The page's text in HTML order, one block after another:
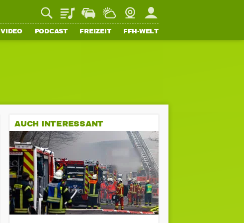
PlaylistStaupilotWetterWebcamMein FFH
VIDEO PODCAST FREIZEIT FFH-WELT
AUCH INTERESSANT